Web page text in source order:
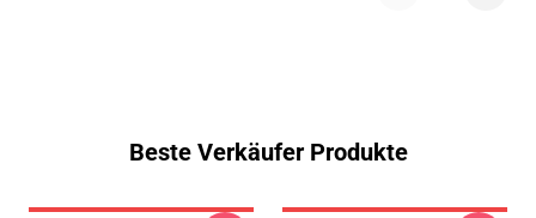
Beste Verkäufer Produkte